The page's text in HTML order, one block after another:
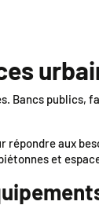
Bancs
répondre aux
et